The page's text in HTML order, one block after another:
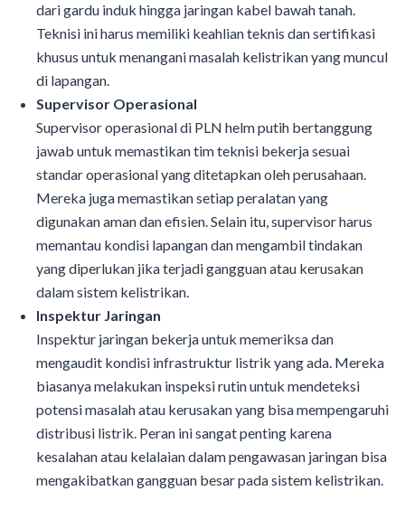
dari gardu induk hingga jaringan kabel bawah tanah.
Teknisi ini harus memiliki keahlian teknis dan sertifikasi
khusus untuk menangani masalah kelistrikan yang muncul
di lapangan.
Supervisor Operasional
Supervisor operasional di PLN helm putih bertanggung
jawab untuk memastikan tim teknisi bekerja sesuai
standar operasional yang ditetapkan oleh perusahaan.
Mereka juga memastikan setiap peralatan yang
digunakan aman dan efisien. Selain itu, supervisor harus
memantau kondisi lapangan dan mengambil tindakan
yang diperlukan jika terjadi gangguan atau kerusakan
dalam sistem kelistrikan.
Inspektur Jaringan
Inspektur jaringan bekerja untuk memeriksa dan
mengaudit kondisi infrastruktur listrik yang ada. Mereka
biasanya melakukan inspeksi rutin untuk mendeteksi
potensi masalah atau kerusakan yang bisa mempengaruhi
distribusi listrik. Peran ini sangat penting karena
kesalahan atau kelalaian dalam pengawasan jaringan bisa
mengakibatkan gangguan besar pada sistem kelistrikan.